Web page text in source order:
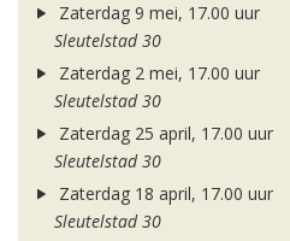
Zaterdag 9 mei, 17.00 uur
Sleutelstad 30
Zaterdag 2 mei, 17.00 uur
Sleutelstad 30
Zaterdag 25 april, 17.00 uur
Sleutelstad 30
Zaterdag 18 april, 17.00 uur
Sleutelstad 30